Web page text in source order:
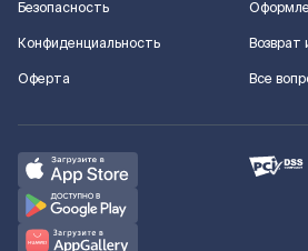
Безопасность
Конфиденциальность
Оферта
Возврат
Все